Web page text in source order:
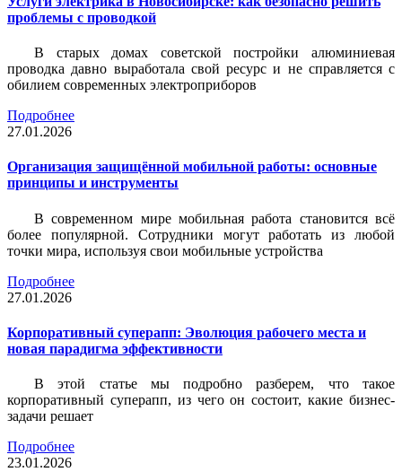
проблемы с проводкой
В старых домах советской постройки алюминиевая
проводка давно выработала свой ресурс и не справляется с
обилием современных электроприборов
Подробнее
27.01.2026
Организация защищённой мобильной работы: основные
принципы и инструменты
В современном мире мобильная работа становится всё
более популярной. Сотрудники могут работать из любой
точки мира, используя свои мобильные устройства
Подробнее
27.01.2026
Корпоративный суперапп: Эволюция рабочего места и
новая парадигма эффективности
В этой статье мы подробно разберем, что такое
корпоративный суперапп, из чего он состоит, какие бизнес-
задачи решает
Подробнее
23.01.2026